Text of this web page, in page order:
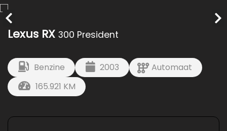
Lexus RX 300 President
Benzine 2003
Automaat
165.921 KM